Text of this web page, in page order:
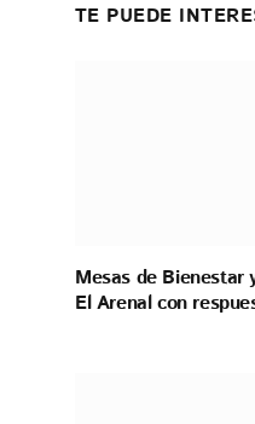
TE PUEDE
Mesas de Bienestar
El Arenal con